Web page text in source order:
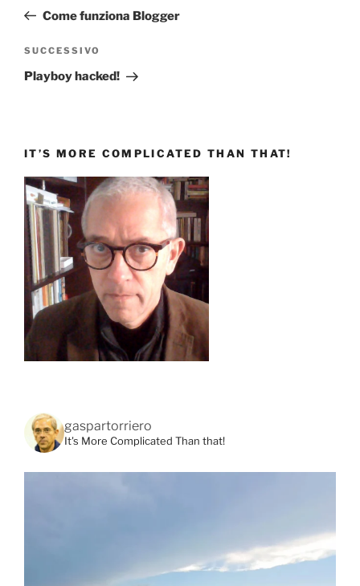
precedente:
Come funziona Blogger
Articolo
successivo
SUCCESSIVO
Playboy hacked!
IT’S MORE COMPLICATED THAN THAT!
gaspartorriero
It's More Complicated Than that!